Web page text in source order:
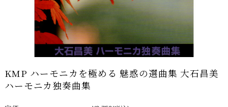
KMP ハーモニカを極める 魅惑の選曲集 大石昌美
ハーモニカ独奏曲集